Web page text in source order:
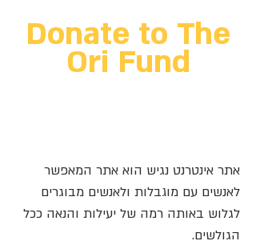
Donate to The
Ori Fund
אתר אינטרנט נגיש הוא אתר המאפשר
לאנשים עם מוגבלות ולאנשים מבוגרים
לגלוש באותה רמה של יעילות והנאה ככל
הגולשים.